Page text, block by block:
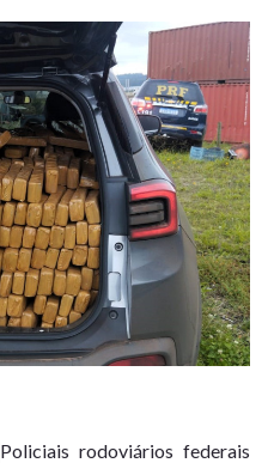
Policiais rodoviários federais